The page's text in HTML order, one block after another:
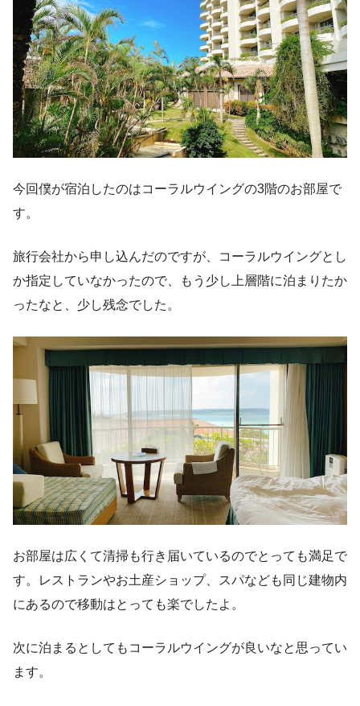
今回僕が宿泊したのはコーラルウイングの3階のお部屋で
す。
旅行会社から申し込んだのですが、コーラルウイングとし
か指定していなかったので、もう少し上層階に泊まりたか
ったなと、少し残念でした。
お部屋は広くて清掃も行き届いているのでとっても満足で
す。レストランやお土産ショップ、スパなども同じ建物内
にあるので移動はとっても楽でしたよ。
次に泊まるとしてもコーラルウイングが良いなと思ってい
ます。